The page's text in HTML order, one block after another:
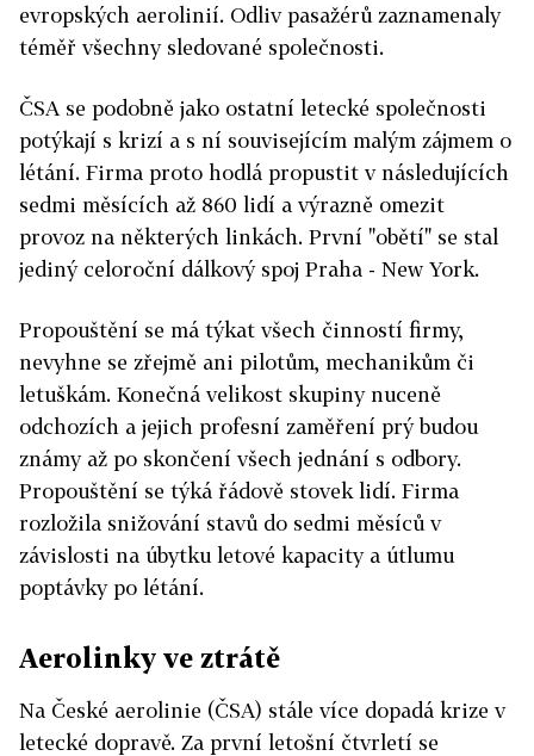
evropských aerolinií. Odliv pasažérů zaznamenaly
téměř všechny sledované společnosti.
ČSA se podobně jako ostatní letecké společnosti
potýkají s krizí a s ní souvisejícím malým zájmem o
létání. Firma proto hodlá propustit v následujících
sedmi měsících až 860 lidí a výrazně omezit
provoz na některých linkách. První "obětí" se stal
jediný celoroční dálkový spoj Praha - New York.
Propouštění se má týkat všech činností firmy,
nevyhne se zřejmě ani pilotům, mechanikům či
letuškám. Konečná velikost skupiny nuceně
odchozích a jejich profesní zaměření prý budou
známy až po skončení všech jednání s odbory.
Propouštění se týká řádově stovek lidí. Firma
rozložila snižování stavů do sedmi měsíců v
závislosti na úbytku letové kapacity a útlumu
poptávky po létání.
Aerolinky ve ztrátě
Na České aerolinie (ČSA) stále více dopadá krize v
letecké dopravě. Za první letošní čtvrletí se